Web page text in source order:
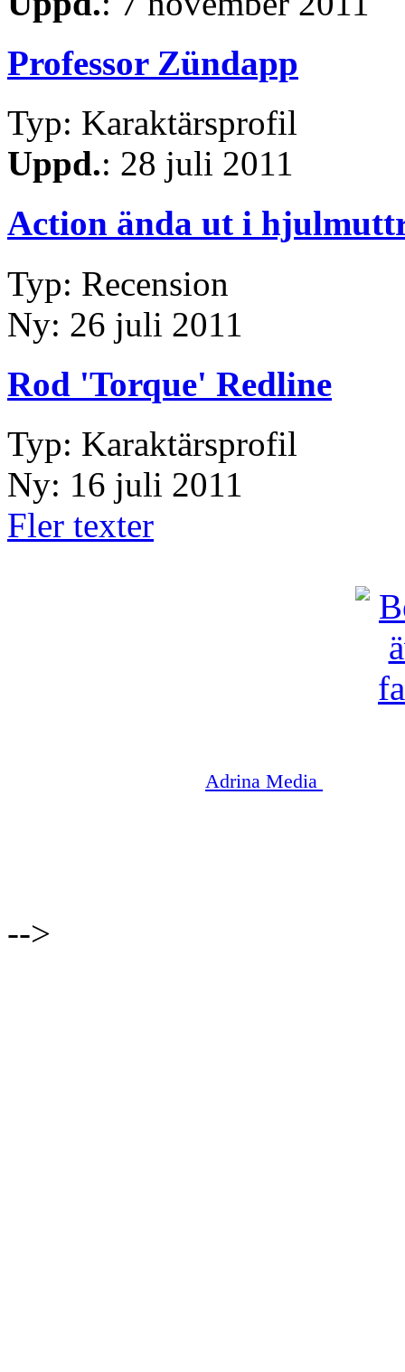
Professor Zündapp
Typ: Karaktärsprofil
Uppd.: 28 juli 2011
Action ända ut i
Typ: Recension
Ny: 26 juli 2011
Rod 'Torque' Redline
Typ: Karaktärsprofil
Ny: 16 juli 2011
Fler texter
Adrina Media
-->